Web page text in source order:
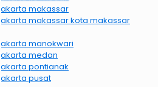
makassar
makassar kota makassar
manokwari
medan
pontianak
pusat